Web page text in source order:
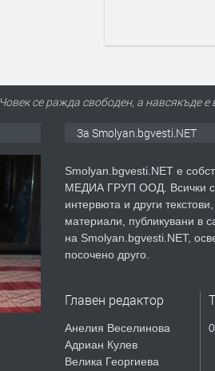
Човек се ражда свободен, а навсякъде
За Smolyan.bgvesti.NET
Smolyan.bgvesti.NET е
МЕДИА ГРУП ООД. Всички
интервюта и други
материали, публикувани в
на Smolyan.bgvesti.NET,
посочено друго.
Главен редактор
Анелия Веселинова
Адриан Кулев
Велика Георгиева